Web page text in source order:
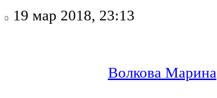
19 мар 2018, 23:13
Волкова Марина